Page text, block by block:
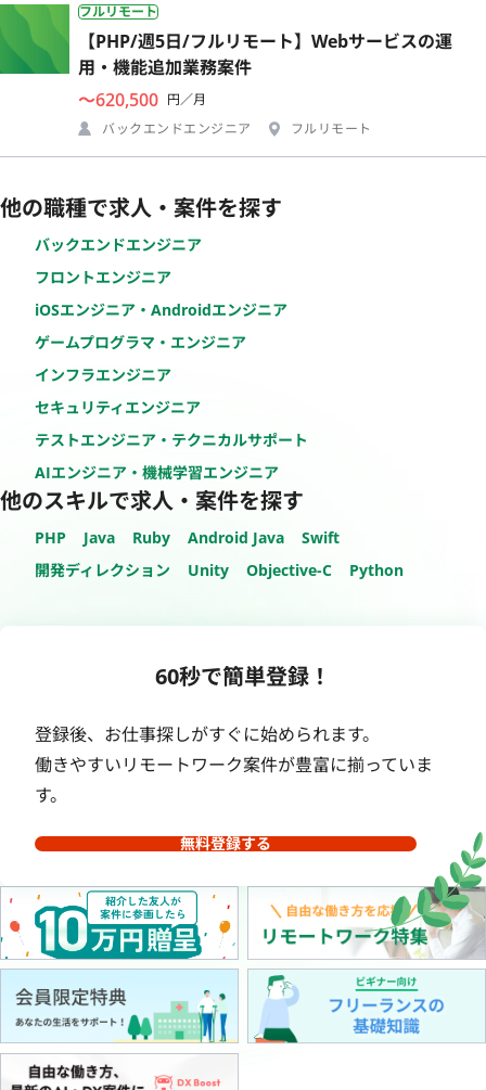
フルリモート
【PHP/週5日/フルリモート】Webサービスの運
用・機能追加業務案件
〜620,500 円／月
バックエンドエンジニア
フルリモート
他の職種で求人・案件を探す
バックエンドエンジニア
フロントエンジニア
iOSエンジニア・Androidエンジニア
ゲームプログラマ・エンジニア
インフラエンジニア
セキュリティエンジニア
テストエンジニア・テクニカルサポート
AIエンジニア・機械学習エンジニア
他のスキルで求人・案件を探す
PHP Java Ruby Android Java
Swift
開発ディレクション
Unity Objective-C Python
60秒で簡単登録！
登録後、お仕事探しがすぐに始められます。
働きやすいリモートワーク案件が豊富に揃っていま
す。
無料登録する